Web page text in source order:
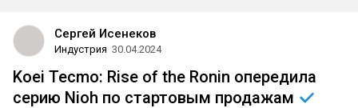
Сергей Исенеков
Индустрия 30.04.2024
Koei Tecmo: Rise of the Ronin опередила
серию Nioh по стартовым продажам